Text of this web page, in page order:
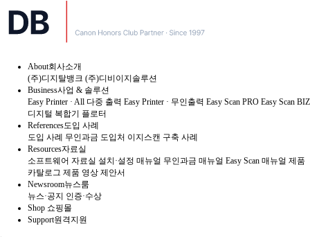
About회사소개
(주)디지탈뱅크 (주)디비이지솔루션
Business사업 & 솔루션
Easy Printer · All 다중 출력 Easy Printer · 무인출력 Easy Scan PRO Easy Scan BIZ
디지털 복합기 플로터
References도입 사례
도입 사례 무인과금 도입처 이지스캔 구축 사례
Resources자료실
소프트웨어 자료실 설치·설정 매뉴얼 무인과금 매뉴얼 Easy Scan 매뉴얼 제품
카탈로그 제품 영상 제안서
Newsroom뉴스룸
뉴스·공지 인증·수상
Shop 쇼핑몰
Support원격지원